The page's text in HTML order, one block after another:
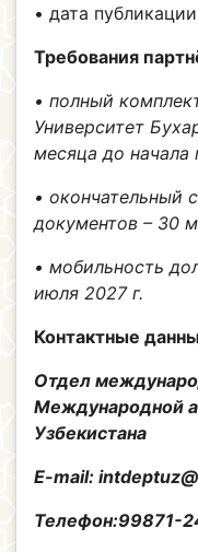
• дата
Требования
• полный
Университет
месяца до начала
• окончательный
документов – 30
• мобильность
июля 2027 г.
Контактные
Отдел
Международной
Узбекистана
E-mail:
Телефон:99871-